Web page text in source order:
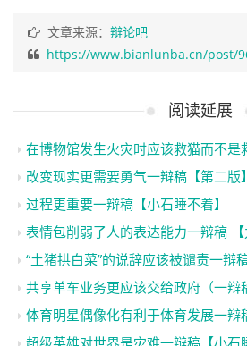
文章来源： 辩论吧
https://www.bianlunba.cn/post/
阅读延展
在博物馆发生火灾时应该救猫而不是
改变现实更需要勇气一辩稿【第二版】
过程更重要一辩稿【小石睡不着】
表情包削弱了人的表达能力一辩稿 【
“土猪拱白菜”的说辞应该被谴责一辩
共享单车业务更应该交给政府（一辩
体育明星偶像化有利于体育发展一辩